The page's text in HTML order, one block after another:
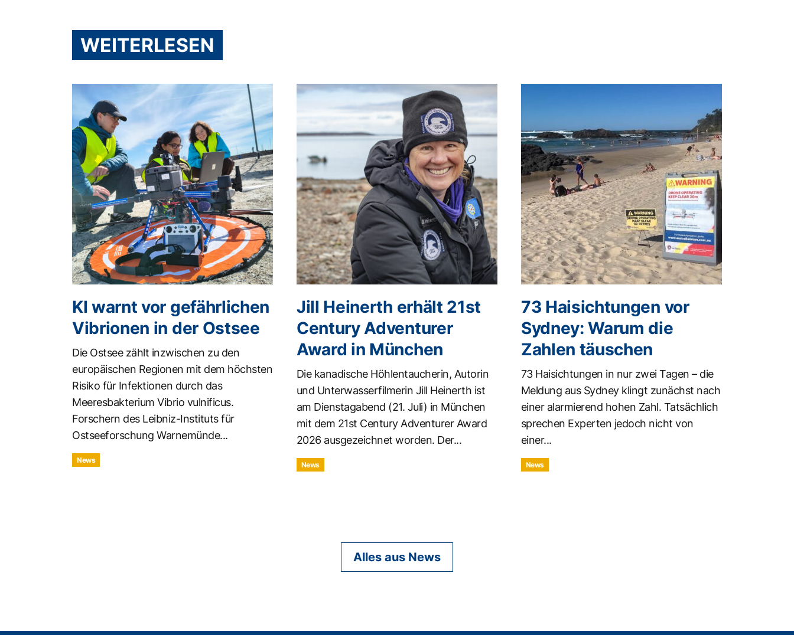
WEITERLESEN
KI warnt vor gefährlichen
Vibrionen in der Ostsee
Die Ostsee zählt inzwischen zu den
europäischen Regionen mit dem höchsten
Risiko für Infektionen durch das
Meeresbakterium Vibrio vulnificus.
Forschern des Leibniz-Instituts für
Ostseeforschung Warnemünde...
News
Jill Heinerth erhält 21st
Century Adventurer
Award in München
Die kanadische Höhlentaucherin, Autorin
und Unterwasserfilmerin Jill Heinerth ist
am Dienstagabend (21. Juli) in München
mit dem 21st Century Adventurer Award
2026 ausgezeichnet worden. Der...
News
73 Haisichtungen vor
Sydney: Warum die
Zahlen täuschen
73 Haisichtungen in nur zwei Tagen – die
Meldung aus Sydney klingt zunächst nach
einer alarmierend hohen Zahl. Tatsächlich
sprechen Experten jedoch nicht von
einer...
News
Alles aus News